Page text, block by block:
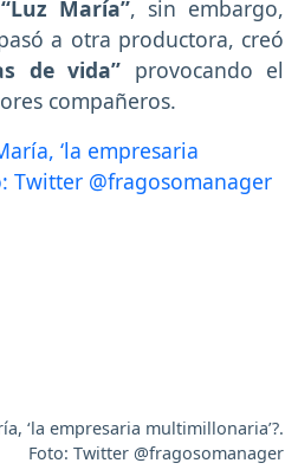
“Luz María”, sin embargo,
a otra productora, creó
de vida” provocando el
compañeros.
‘la empresaria multimillonaria’?.
Foto: Twitter @fragosomanager